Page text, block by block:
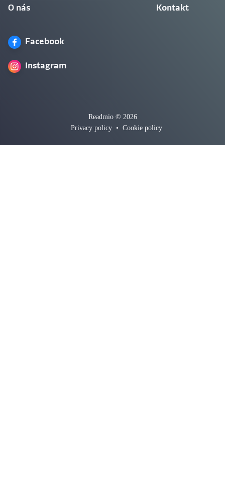
O nás Kontakt
Facebook
Instagram
Readmio © 2026
Privacy policy • Cookie policy